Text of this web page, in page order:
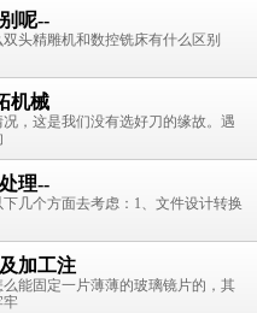
呢--
头精雕机和数控铣床有什么区别
机械
，这是我们没有选好刀的缘故。遇
理--
几个方面去考虑：1、文件设计转换
加工注
能固定一片薄薄的玻璃镜片的，其
牢